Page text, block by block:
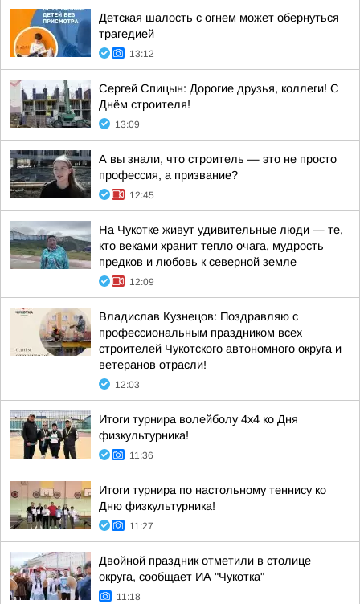
Детская шалость с огнем может обернуться
трагедией
13:12
Сергей Спицын: Дорогие друзья, коллеги! С
Днём строителя!
13:09
А вы знали, что строитель — это не просто
профессия, а призвание?
12:45
На Чукотке живут удивительные люди — те,
кто веками хранит тепло очага, мудрость
предков и любовь к северной земле
12:09
Владислав Кузнецов: Поздравляю с
профессиональным праздником всех
строителей Чукотского автономного округа и
ветеранов отрасли!
12:03
Итоги турнира волейболу 4х4 ко Дня
физкультурника!
11:36
Итоги турнира по настольному теннису ко
Дню физкультурника!
11:27
Двойной праздник отметили в столице
округа, сообщает ИА "Чукотка"
11:18